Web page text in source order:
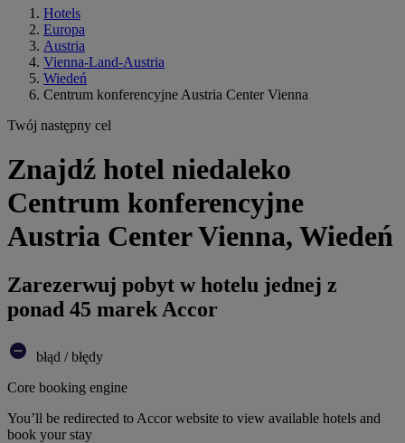
Hotels
Europa
Austria
Vienna-Land-Austria
Wiedeń
Centrum konferencyjne Austria Center Vienna
Twój następny cel
Znajdź hotel niedaleko
Centrum konferencyjne
Austria Center Vienna, Wiedeń
Zarezerwuj pobyt w hotelu jednej z
ponad 45 marek Accor
błąd / błędy
Core booking engine
You’ll be redirected to Accor website to view available hotels and
book your stay